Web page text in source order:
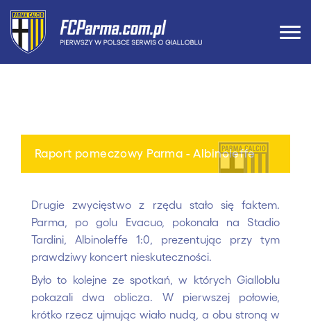
Raport pomeczowy Parma - Albinoleffe
Drugie zwycięstwo z rzędu stało się faktem.
Parma, po golu Evacuo, pokonała na Stadio
Tardini, Albinoleffe 1:0, prezentując przy tym
prawdziwy koncert nieskuteczności.
Było to kolejne ze spotkań, w których Gialloblu
pokazali dwa oblicza. W pierwszej połowie,
krótko rzecz ujmując wiało nudą, a obu stroną w